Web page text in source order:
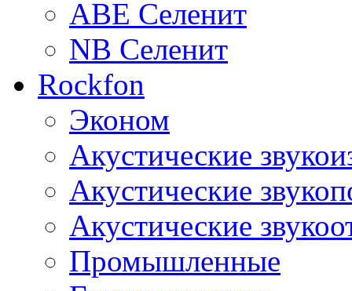
ABE Селенит
NB Селенит
Rockfon
Эконом
Акустические
Акустические
Акустические
Промышленные